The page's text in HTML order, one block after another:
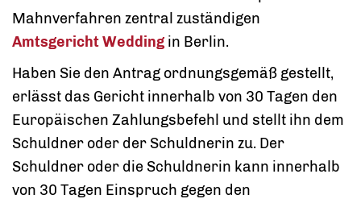
Mahnverfahren zentral zuständigen
Amtsgericht Wedding in Berlin.
Haben Sie den Antrag ordnungsgemäß gestellt,
erlässt das Gericht innerhalb von 30 Tagen den
Europäischen Zahlungsbefehl und stellt ihn dem
Schuldner oder der Schuldnerin zu. Der
Schuldner oder die Schuldnerin kann innerhalb
von 30 Tagen Einspruch gegen den